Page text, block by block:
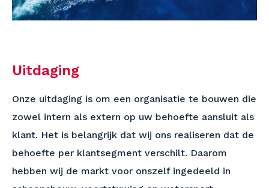
Uitdaging
Onze uitdaging is om een organisatie te bouwen die
zowel intern als extern op uw behoefte aansluit als
klant. Het is belangrijk dat wij ons realiseren dat de
behoefte per klantsegment verschilt. Daarom
hebben wij de markt voor onszelf ingedeeld in